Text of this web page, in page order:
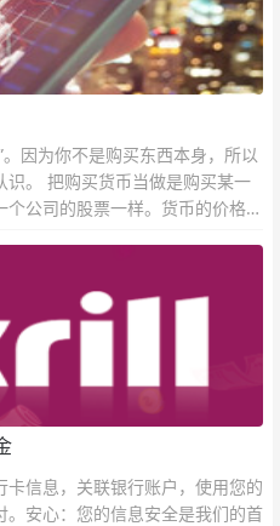
因为你不是购买东西本身，所以
。 把购买货币当做是购买某一
公司的股票一样。货币的价格直
信息，关联银行账户，使用您的
安心：您的信息安全是我们的首